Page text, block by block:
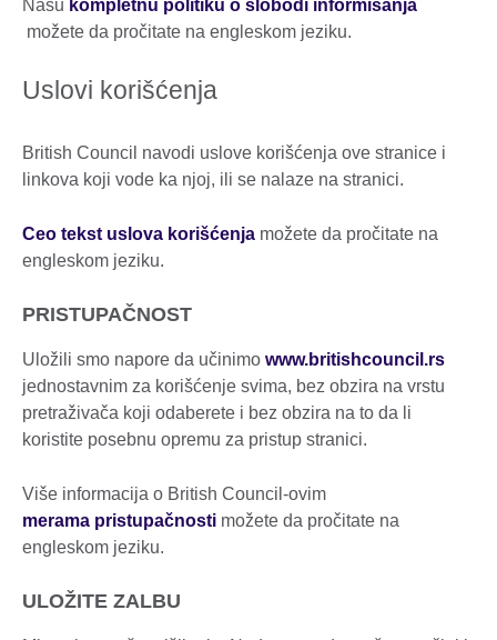
Našu kompletnu politiku o slobodi informisanja
možete da pročitate na engleskom jeziku.
Uslovi korišćenja
British Council navodi uslove korišćenja ove stranice i
linkova koji vode ka njoj, ili se nalaze na stranici.
Ceo tekst uslova korišćenja možete da pročitate na
engleskom jeziku.
PRISTUPAČNOST
Uložili smo napore da učinimo www.britishcouncil.rs
jednostavnim za korišćenje svima, bez obzira na vrstu
pretraživača koji odaberete i bez obzira na to da li
koristite posebnu opremu za pristup stranici.
Više informacija o British Council-ovim
merama pristupačnosti možete da pročitate na
engleskom jeziku.
ULOŽITE ZALBU